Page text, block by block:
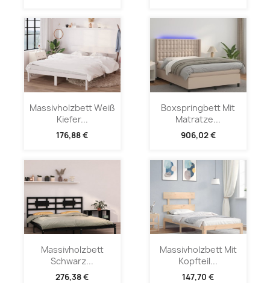
Massivholzbett Weiß
Kiefer...
176,88 €
Boxspringbett Mit
Matratze...
906,02 €
Massivholzbett
Schwarz...
276,38 €
Massivholzbett Mit
Kopfteil...
147,70 €